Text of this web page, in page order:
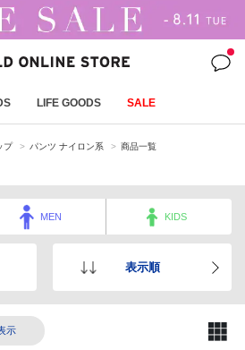
LIFE GOODS SALE
プ パンツ ナイロン系 商品一覧
MEN KIDS
表示順
示